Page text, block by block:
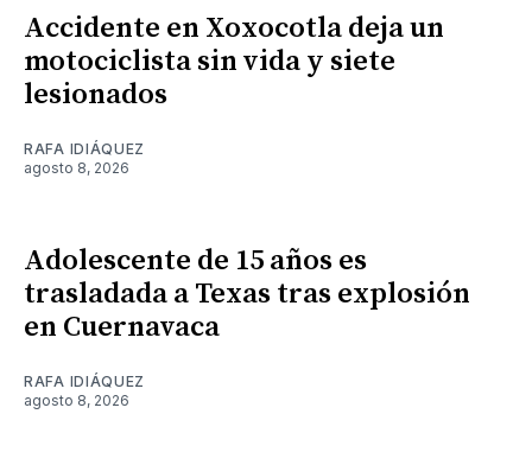
Accidente en Xoxocotla deja un
motociclista sin vida y siete
lesionados
RAFA IDIÁQUEZ
agosto 8, 2026
Adolescente de 15 años es
trasladada a Texas tras explosión
en Cuernavaca
RAFA IDIÁQUEZ
agosto 8, 2026